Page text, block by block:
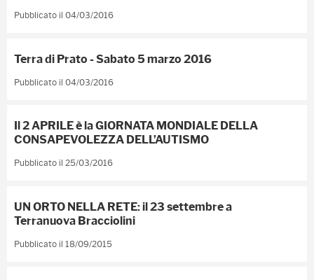
Pubblicato il 04/03/2016
Terra di Prato - Sabato 5 marzo 2016
Pubblicato il 04/03/2016
Il 2 APRILE è la GIORNATA MONDIALE DELLA
CONSAPEVOLEZZA DELL’AUTISMO
Pubblicato il 25/03/2016
UN ORTO NELLA RETE: il 23 settembre a
Terranuova Bracciolini
Pubblicato il 18/09/2015